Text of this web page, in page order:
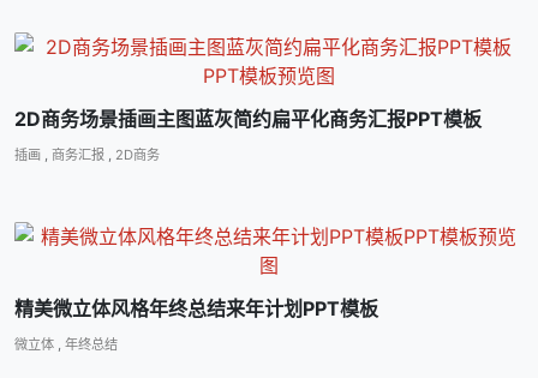
2D商务场景插画主图蓝灰简约扁平化商务汇报PPT模板
插画 商务汇报 2D商务
精美微立体风格年终总结来年计划PPT模板
微立体 年终总结